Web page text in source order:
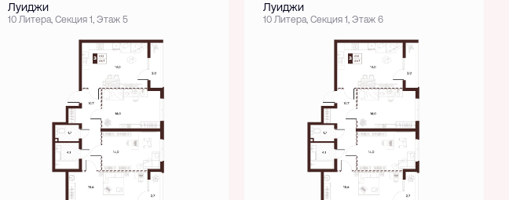
Луиджи
10 Литера, Секция 1, Этаж 5
Луиджи
10 Литера, Секция 1, Этаж 6